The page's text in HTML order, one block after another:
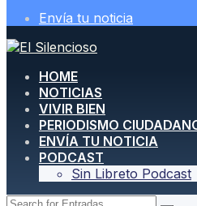
Envía tu noticia
HOME
NOTICIAS
VIVIR BIEN
PERIODISMO
ENVÍA TU NOTICIA
PODCAST
Sin Libreto Podcast